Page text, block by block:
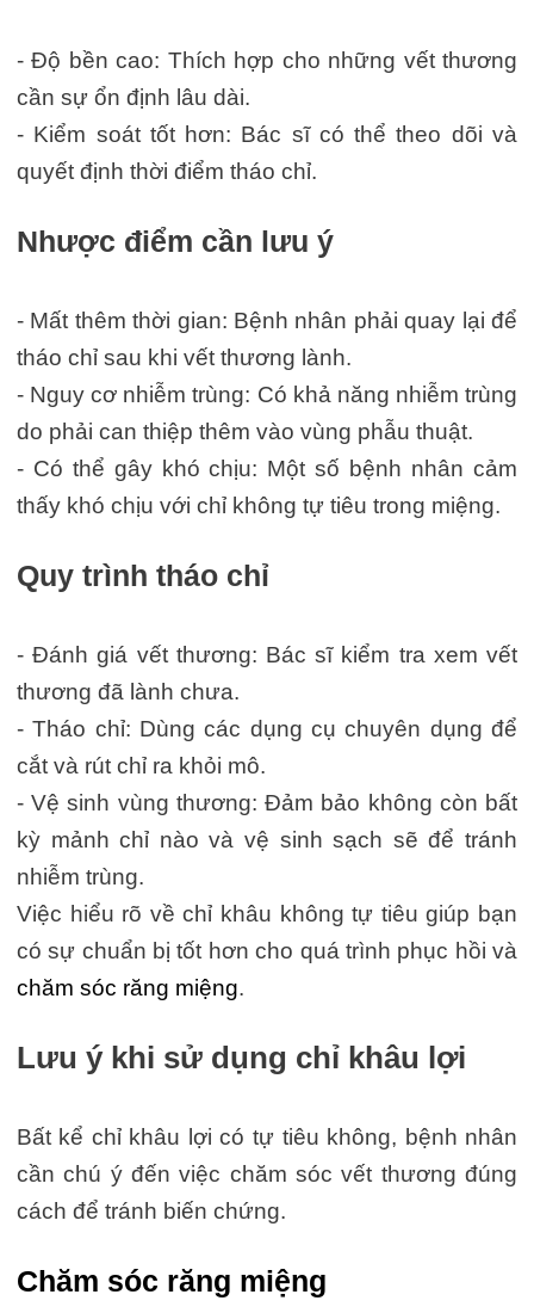
- Độ bền cao: Thích hợp cho những vết thương
cần sự ổn định lâu dài.
- Kiểm soát tốt hơn: Bác sĩ có thể theo dõi và
quyết định thời điểm tháo chỉ.
Nhược điểm cần lưu ý
- Mất thêm thời gian: Bệnh nhân phải quay lại để
tháo chỉ sau khi vết thương lành.
- Nguy cơ nhiễm trùng: Có khả năng nhiễm trùng
do phải can thiệp thêm vào vùng phẫu thuật.
- Có thể gây khó chịu: Một số bệnh nhân cảm
thấy khó chịu với chỉ không tự tiêu trong miệng.
Quy trình tháo chỉ
- Đánh giá vết thương: Bác sĩ kiểm tra xem vết
thương đã lành chưa.
- Tháo chỉ: Dùng các dụng cụ chuyên dụng để
cắt và rút chỉ ra khỏi mô.
- Vệ sinh vùng thương: Đảm bảo không còn bất
kỳ mảnh chỉ nào và vệ sinh sạch sẽ để tránh
nhiễm trùng.
Việc hiểu rõ về chỉ khâu không tự tiêu giúp bạn
có sự chuẩn bị tốt hơn cho quá trình phục hồi và
chăm sóc răng miệng.
Lưu ý khi sử dụng chỉ khâu lợi
Bất kể chỉ khâu lợi có tự tiêu không, bệnh nhân
cần chú ý đến việc chăm sóc vết thương đúng
cách để tránh biến chứng.
Chăm sóc răng miệng